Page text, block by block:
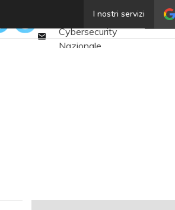
I nostri servizi
Email
Ultimi articoli
Cybersecurity
Nazionale
Corsi cybersecurity